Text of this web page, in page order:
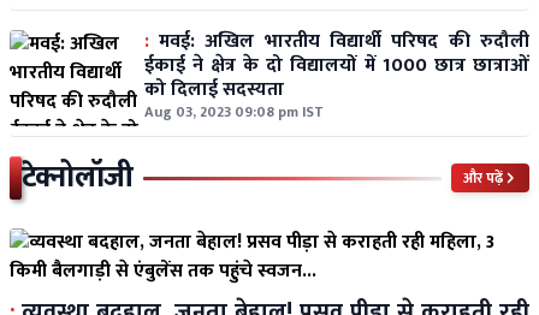
: मवई: अखिल भारतीय विद्यार्थी परिषद की रुदौली
ईकाई ने क्षेत्र के दो विद्यालयों में 1000 छात्र छात्राओं
को दिलाई सदस्यता
Aug 03, 2023 09:08 pm IST
टेक्नोलॉजी और पढ़ें